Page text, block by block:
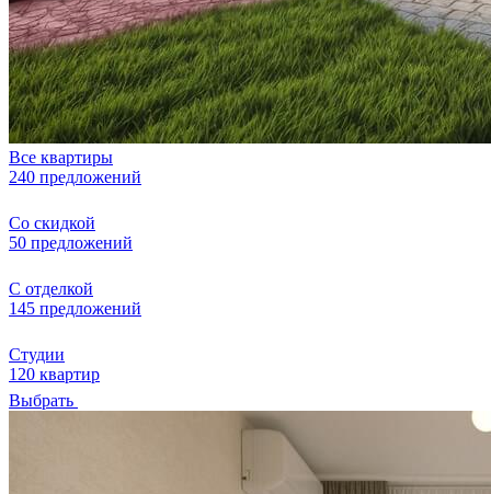
Все квартиры
240 предложений
Со скидкой
50 предложений
С отделкой
145 предложений
Студии
120 квартир
Выбрать